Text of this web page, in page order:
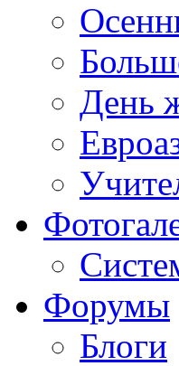
День
Форумы
Блоги